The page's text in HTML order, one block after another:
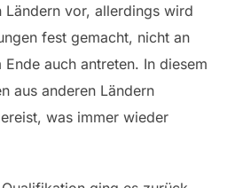
Ländern vor, allerdings wird
fest gemacht, nicht an
auch antreten. In diesem
aus anderen Ländern
was immer wieder